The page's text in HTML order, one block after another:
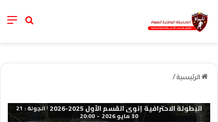
خانة
الرئيسية /
البطولة الاحترافية إنوي القسم الأول 2025-2026 | الجولة : 21
30 مايو 2026 -
20:00